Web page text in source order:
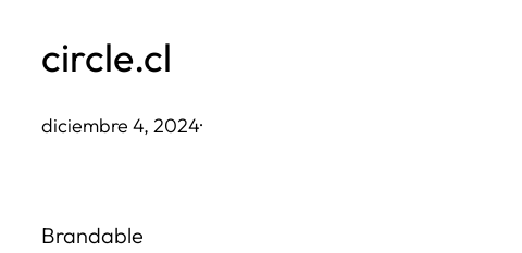
circle.cl
diciembre 4, 2024·
Brandable